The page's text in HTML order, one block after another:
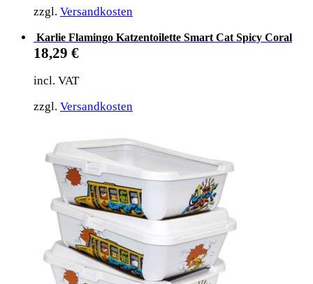
zzgl. Versandkosten
Karlie Flamingo Katzentoilette Smart Cat Spicy Coral
18,29 €
incl. VAT
zzgl. Versandkosten